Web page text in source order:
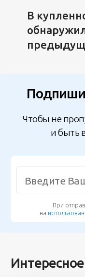
В
Чтобы не
и быть
При
на
Интересное